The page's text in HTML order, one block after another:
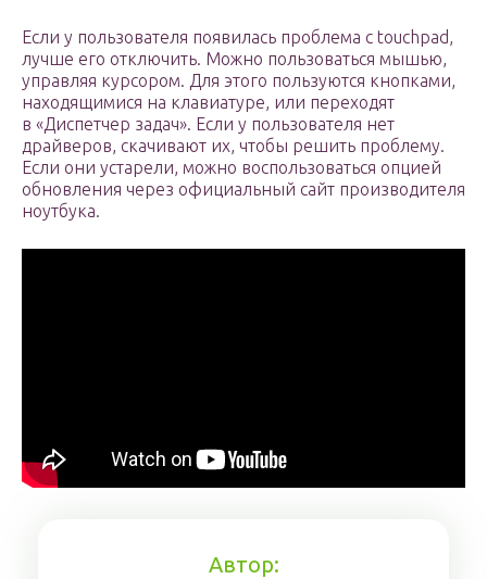
Если у пользователя появилась проблема с touchpad,
лучше его отключить. Можно пользоваться мышью,
управляя курсором. Для этого пользуются кнопками,
находящимися на клавиатуре, или переходят
в «Диспетчер задач». Если у пользователя нет
драйверов, скачивают их, чтобы решить проблему.
Если они устарели, можно воспользоваться опцией
обновления через официальный сайт производителя
ноутбука.
Автор: